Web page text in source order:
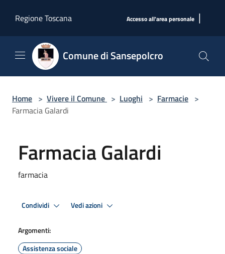
Regione Toscana
Accesso all'area personale |
Comune di Sansepolcro
Home > Vivere il Comune > Luoghi > Farmacie >
Farmacia Galardi
Farmacia Galardi
farmacia
Condividi Vedi azioni
Argomenti:
Assistenza sociale